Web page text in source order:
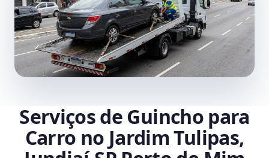
Serviços de Guincho para
Carro no Jardim Tulipas,